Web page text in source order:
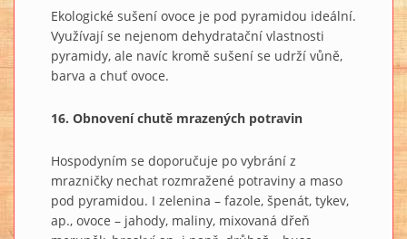
Ekologické sušení ovoce je pod pyramidou ideální.
Využívají se nejenom dehydratační vlastnosti
pyramidy, ale navíc kromě sušení se udrží vůně,
barva a chuť ovoce.
16. Obnovení chutě mrazených potravin
Hospodyním se doporučuje po vybrání z
mrazničky nechat rozmražené potraviny a maso
pod pyramidou. I zelenina – fazole, špenát, tykev,
ap., ovoce – jahody, maliny, mixovaná dřeň